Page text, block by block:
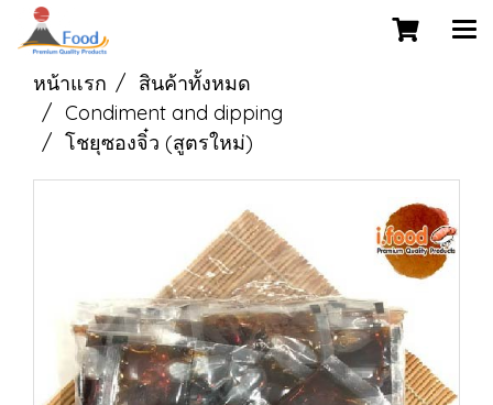
หน้าแรก
สินค้าทั้งหมด
Condiment and dipping
โชยุซองจิ๋ว (สูตรใหม่)